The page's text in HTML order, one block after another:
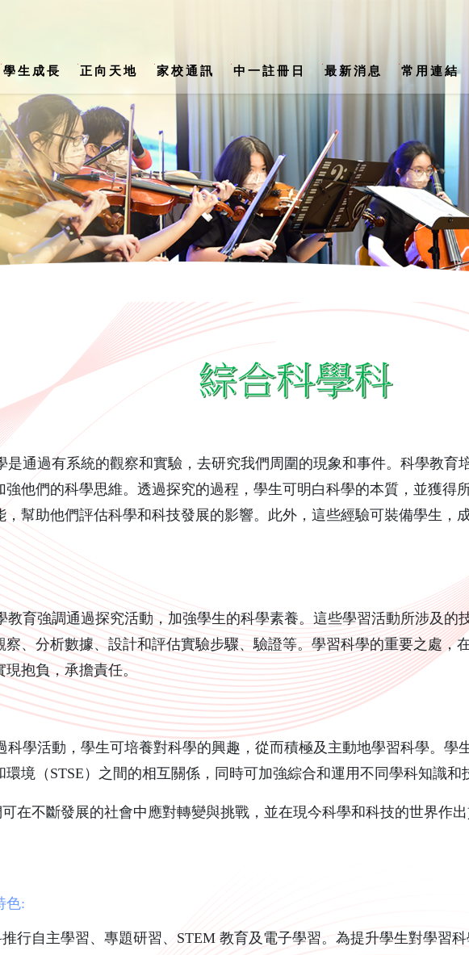
學生成長 正向天地 家校通訊 中一註冊日 最新消息 常用連結
通過有系統的觀察和實驗，去研究我們周圍的現象和事件。科學教育
強他們的科學思維。透過探究的過程，學生可明白科學的本質，並獲得
，幫助他們評估科學和科技發展的影響。此外，這些經驗可裝備學生，
育強調通過探究活動，加強學生的科學素養。這些學習活動所涉及的
察、分析數據、設計和評估實驗步驟、驗證等。學習科學的重要之處，
現抱負，承擔責任。
學活動，學生可培養對科學的興趣，從而積極及主動地學習科學。學
環境（STSE）之間的相互關係，同時可加強綜合和運用不同學科知識和
在不斷發展的社會中應對轉變與挑戰，並在現今科學和科技的世界作出
色:
行自主學習、專題研習、STEM 教育及電子學習。為提升學生對學習